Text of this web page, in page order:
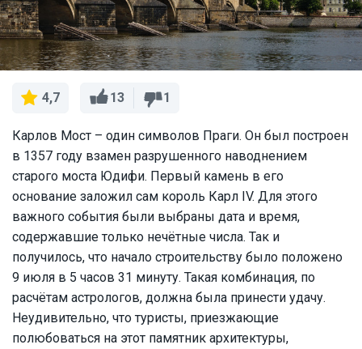
4,7 13 1
Карлов Мост – один символов Праги. Он был построен
в 1357 году взамен разрушенного наводнением
старого моста Юдифи. Первый камень в его
основание заложил сам король Карл IV. Для этого
важного события были выбраны дата и время,
содержавшие только нечётные числа. Так и
получилось, что начало строительству было положено
9 июля в 5 часов 31 минуту. Такая комбинация, по
расчётам астрологов, должна была принести удачу.
Неудивительно, что туристы, приезжающие
полюбоваться на этот памятник архитектуры,